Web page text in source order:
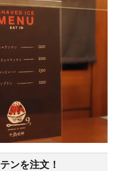
ンを注文！